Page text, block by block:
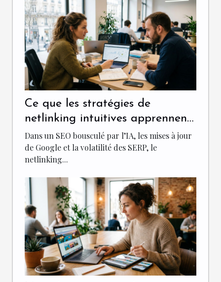
Ce que les stratégies de
netlinking intuitives apprennent
aux spécialistes du seo
Dans un SEO bousculé par l’IA, les mises à jour
de Google et la volatilité des SERP, le
netlinking...